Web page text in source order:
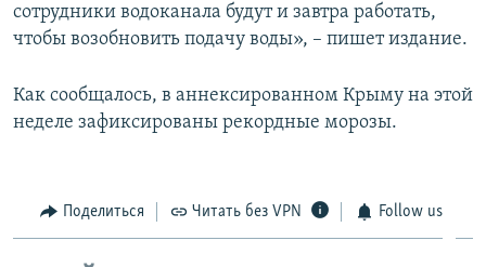
сотрудники водоканала будут и завтра работать,
чтобы возобновить подачу воды», – пишет издание.
Как сообщалось, в аннексированном Крыму на этой
неделе зафиксированы рекордные морозы.
Поделиться Читать без VPN Follow us